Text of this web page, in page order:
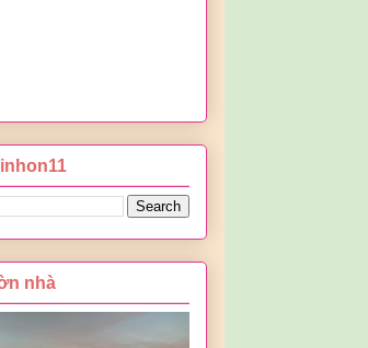
nhà